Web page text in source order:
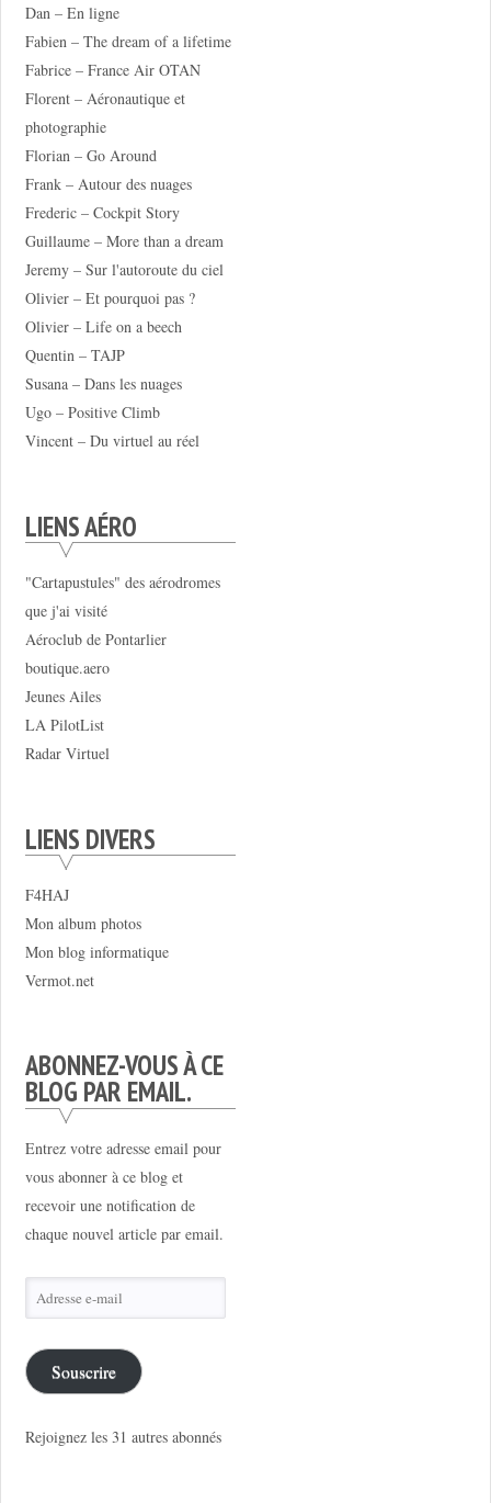
Dan – En ligne
Fabien – The dream of a lifetime
Fabrice – France Air OTAN
Florent – Aéronautique et
photographie
Florian – Go Around
Frank – Autour des nuages
Frederic – Cockpit Story
Guillaume – More than a dream
Jeremy – Sur l'autoroute du ciel
Olivier – Et pourquoi pas ?
Olivier – Life on a beech
Quentin – TAJP
Susana – Dans les nuages
Ugo – Positive Climb
Vincent – Du virtuel au réel
LIENS AÉRO
"Cartapustules" des aérodromes
que j'ai visité
Aéroclub de Pontarlier
boutique.aero
Jeunes Ailes
LA PilotList
Radar Virtuel
LIENS DIVERS
F4HAJ
Mon album photos
Mon blog informatique
Vermot.net
ABONNEZ-VOUS À CE
BLOG PAR EMAIL.
Entrez votre adresse email pour
vous abonner à ce blog et
recevoir une notification de
chaque nouvel article par email.
Adresse
e-
mail
Souscrire
Rejoignez les 31 autres abonnés